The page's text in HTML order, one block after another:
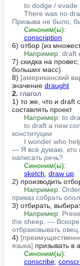
to dodge / evade
There was no
Призыва не было,
Синоним(ы):
conscription
6) отбор (из
Например: draft
7) скидка на
больших масс)
8) [американский
значение draught
2. глагол
1) то же, что и draft
составлять проект
Например: to
to draft a new
конституции
I wonder who
— Я всё думаю, кто
написать речь?
Синоним(ы):
sketch draw up
2) производить
Например:
приказ собрать
3) отбирать,
Например:
the sheep. —
отбраковывать овец.
4)
языка] призывать в
Синоним(ы):
conscribe